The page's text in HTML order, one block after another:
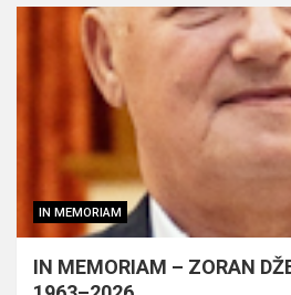
IN MEMORIAM
IN MEMORIAM – ZORAN